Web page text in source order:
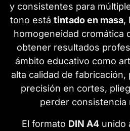
y consistentes para
tono está tintado en masa,
homogeneidad cromática
obtener resultados
ámbito educativo como
alta calidad de
precisión en cortes,
perder consistencia
El formato DIN A4unido